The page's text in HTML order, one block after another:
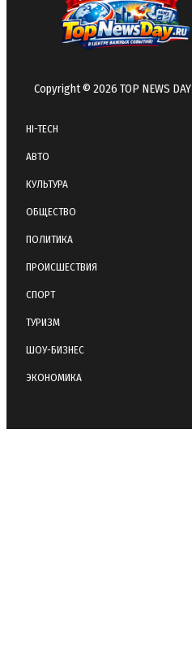
Copyright © 2026 TOP NEWS DAY
HI-TECH
АВТО
КУЛЬТУРА
ОБЩЕСТВО
ПОЛИТИКА
ПРОИСШЕСТВИЯ
СПОРТ
ТУРИЗМ
ШОУ-БИЗНЕС
ЭКОНОМИКА